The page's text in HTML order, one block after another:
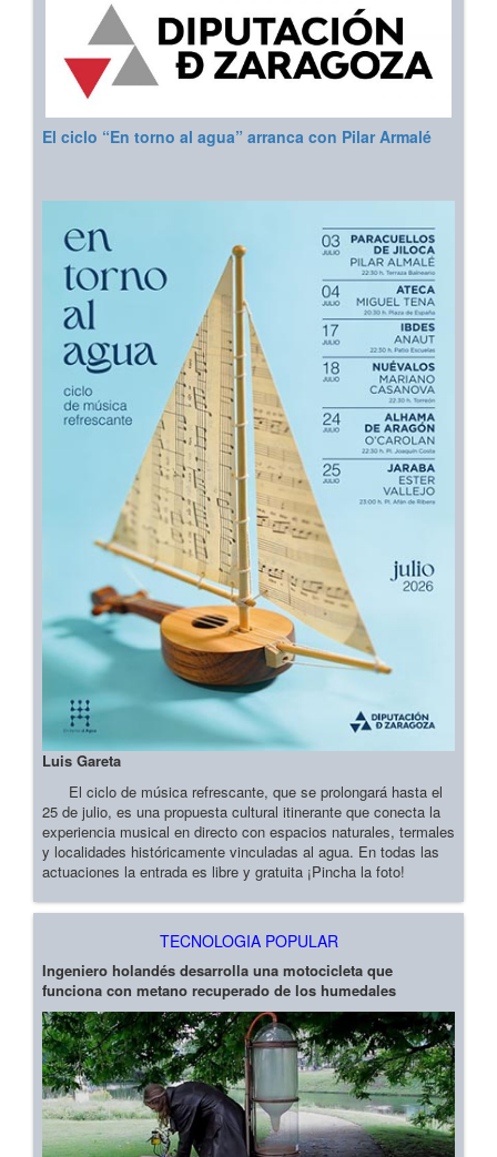
El ciclo “En torno al agua” arranca con Pilar Armalé
Luis Gareta
El ciclo de música refrescante, que se prolongará hasta el
25 de julio, es una propuesta cultural itinerante que conecta la
experiencia musical en directo con espacios naturales, termales
y localidades históricamente vinculadas al agua. En todas las
actuaciones la entrada es libre y gratuita ¡Pincha la foto!
TECNOLOGIA POPULAR
Ingeniero holandés desarrolla una motocicleta que
funciona con metano recuperado de los humedales